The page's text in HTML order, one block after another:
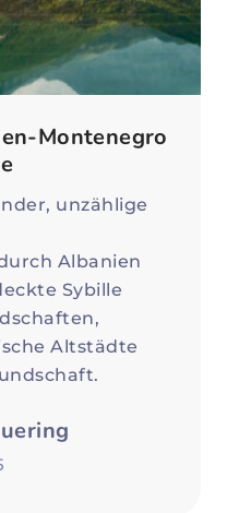
Montenegro
unzählige
Albanien
Sybille
Altstädte